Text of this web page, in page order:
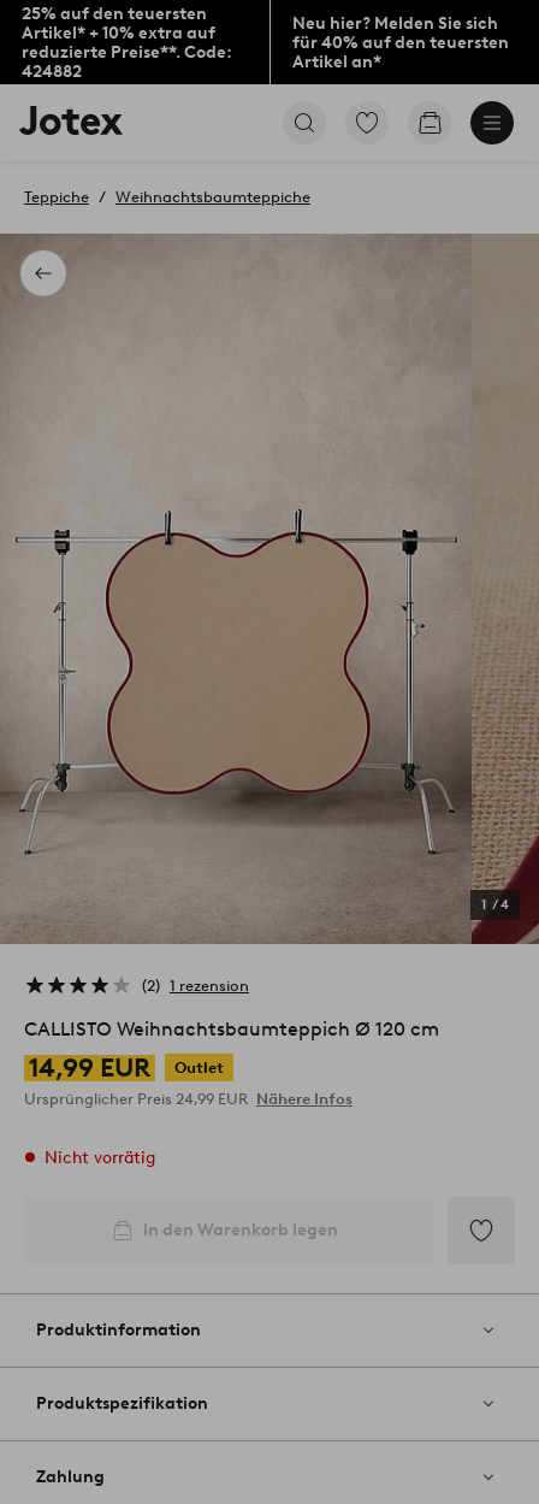
25% auf den teuersten
Artikel* + 10% extra auf
reduzierte Preise**. Code:
424882
Neu hier? Melden Sie sich
für 40% auf den teuersten
Artikel an*
Jotex-
Logo
Startseite
Zu
Produkten
Zum
Zurück
Teppiche Weihnachtsbaumteppiche
1 /4
2 1 rezension
CALLISTO Weihnachtsbaumteppich Ø 120 cm
14,99 EUR
Outlet
Ursprünglicher Preis 24,99 EUR Nähere Infos
Nicht vorrätig
In den Warenkorb legen
Favoriten
Produktinformation
Produktspezifikation
Zahlung